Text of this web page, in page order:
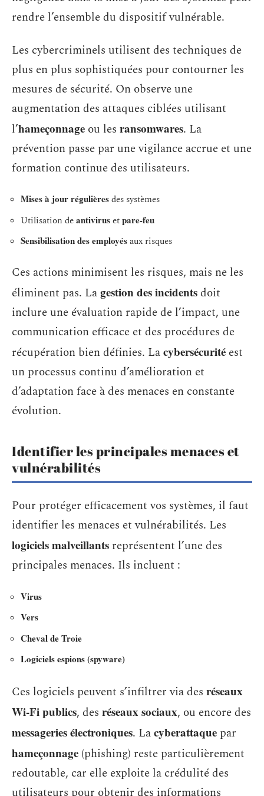
rendre l’ensemble du dispositif vulnérable.
Les cybercriminels utilisent des techniques de
plus en plus sophistiquées pour contourner les
mesures de sécurité. On observe une
augmentation des attaques ciblées utilisant
l’hameçonnage ou les ransomwares. La
prévention passe par une vigilance accrue et une
formation continue des utilisateurs.
Mises à jour régulièresdes systèmes
Utilisation deantivirusetpare-feu
Sensibilisation des employésaux risques
Ces actions minimisent les risques, mais ne les
éliminent pas. Lagestion des incidentsdoit
inclure une évaluation rapide de l’impact, une
communication efficace et des procédures de
récupération bien définies. Lacybersécurité est
un processus continu d’amélioration et
d’adaptation face à des menaces en constante
évolution.
Identifier les principales menaces et
vulnérabilités
Pour protéger efficacement vos systèmes, il faut
identifier les menaces et vulnérabilités. Les
logiciels malveillants représentent l’une des
principales menaces. Ils incluent :
Virus
Vers
Cheval de Troie
Logiciels espions (spyware)
Ces logiciels peuvent s’infiltrer via des réseaux
Wi-Fi publics, des réseaux sociaux, ou encore des
messageries électroniques. Lacyberattaque par
hameçonnage (phishing) reste particulièrement
redoutable, car elle exploite la crédulité des
utilisateurs pour obtenir des informations